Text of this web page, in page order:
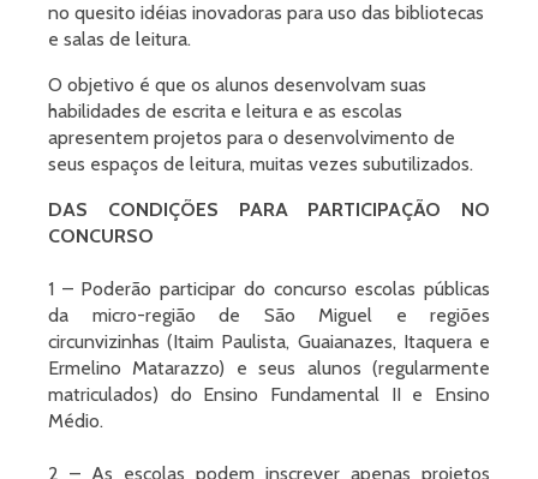
no quesito idéias inovadoras para uso das bibliotecas
e salas de leitura.
O objetivo é que os alunos desenvolvam suas
habilidades de escrita e leitura e as escolas
apresentem projetos para o desenvolvimento de
seus espaços de leitura, muitas vezes subutilizados.
DAS CONDIÇÕES PARA PARTICIPAÇÃO NO
CONCURSO
1 – Poderão participar do concurso escolas públicas
da micro-região de São Miguel e regiões
circunvizinhas (Itaim Paulista, Guaianazes, Itaquera e
Ermelino Matarazzo) e seus alunos (regularmente
matriculados) do Ensino Fundamental II e Ensino
Médio.
2 – As escolas podem inscrever apenas projetos